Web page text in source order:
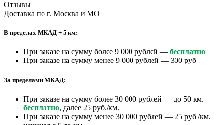
Отзывы
Доставка по г. Москва и МО
В пределах МКАД + 5 км:
При заказе на сумму более 9 000 рублей — бесплатно
При заказе на сумму менее 9 000 рублей — 300 руб.
За пределами МКАД:
При заказе на сумму более 30 000 рублей — до 50 км.
бесплатно, далее 25 руб./км.
При заказе на сумму менее 30 000 рублей — 25 руб./км.